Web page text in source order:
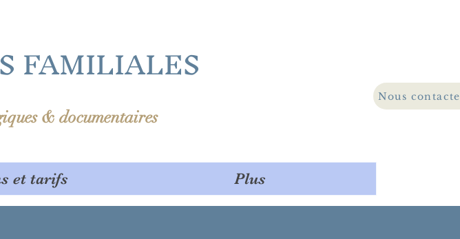
FAMILIALES
& documentaires
Nous
et tarifs Plus